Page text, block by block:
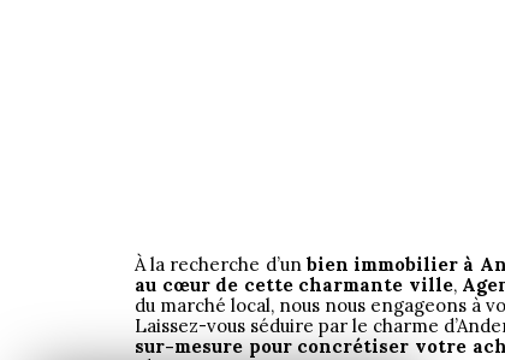
À la recherche d’un bien immobilier à
au cœur de cette charmante ville,
du marché local, nous nous engageons à
Laissez-vous séduire par le charme
sur-mesure pour concrétiser votre